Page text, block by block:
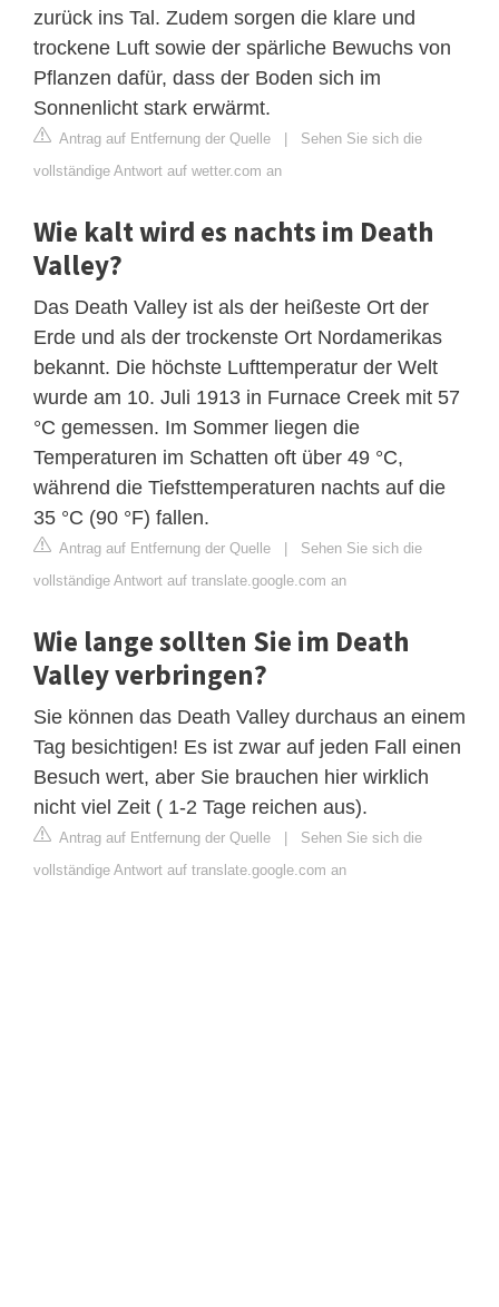
zurück ins Tal. Zudem sorgen die klare und
trockene Luft sowie der spärliche Bewuchs von
Pflanzen dafür, dass der Boden sich im
Sonnenlicht stark erwärmt.
Antrag auf Entfernung der Quelle | Sehen Sie sich die
vollständige Antwort auf wetter.com an
Wie kalt wird es nachts im Death
Valley?
Das Death Valley ist als der heißeste Ort der
Erde und als der trockenste Ort Nordamerikas
bekannt. Die höchste Lufttemperatur der Welt
wurde am 10. Juli 1913 in Furnace Creek mit 57
°C gemessen. Im Sommer liegen die
Temperaturen im Schatten oft über 49 °C,
während die Tiefsttemperaturen nachts auf die
35 °C (90 °F) fallen.
Antrag auf Entfernung der Quelle | Sehen Sie sich die
vollständige Antwort auf translate.google.com an
Wie lange sollten Sie im Death
Valley verbringen?
Sie können das Death Valley durchaus an einem
Tag besichtigen! Es ist zwar auf jeden Fall einen
Besuch wert, aber Sie brauchen hier wirklich
nicht viel Zeit ( 1-2 Tage reichen aus).
Antrag auf Entfernung der Quelle | Sehen Sie sich die
vollständige Antwort auf translate.google.com an